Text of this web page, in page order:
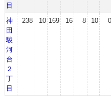
目
神
田
駿
河
台
２
丁
目
238 10 169 16 8 10 0